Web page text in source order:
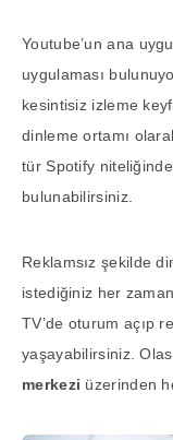
Youtube’un ana
uygulaması
kesintisiz izleme
dinleme ortamı
tür Spotify
bulunabilirsiniz.
Reklamsız şekilde
istediğiniz her
TV’de oturum açıp
yaşayabilirsiniz.
merkezi üzerinden